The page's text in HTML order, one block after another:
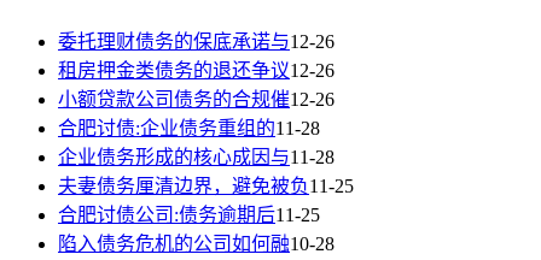
委托理财债务的保底承诺与12-26
租房押金类债务的退还争议12-26
小额贷款公司债务的合规催12-26
合肥讨债:企业债务重组的11-28
企业债务形成的核心成因与11-28
夫妻债务厘清边界，避免被负11-25
合肥讨债公司:债务逾期后11-25
陷入债务危机的公司如何融10-28